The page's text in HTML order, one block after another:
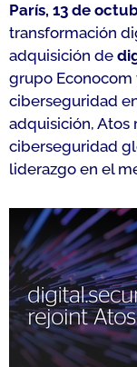
París, 13 de
transformación
adquisición de
grupo
ciberseguridad
adquisición, Atos
ciberseguridad
liderazgo en el